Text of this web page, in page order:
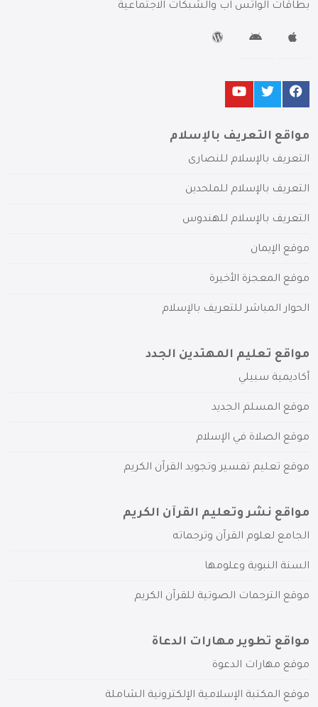
بطاقات الواتس آب والشبكات الاجتماعية
مواقع التعريف بالإسلام
التعريف بالإسلام للنصارى
التعريف بالإسلام للملحدين
التعريف بالإسلام للهندوس
موقع الإيمان
موقع المعجزة الأخيرة
الحوار المباشر للتعريف بالإسلام
مواقع تعليم المهتدين الجدد
أكاديمية سبيلي
موقع المسلم الجديد
موقع الصلاة في الإسلام
موقع تعليم تفسير وتجويد القرآن الكريم
مواقع نشر وتعليم القرآن الكريم
الجامع لعلوم القرآن وترجماته
السنة النبوية وعلومها
موقع الترجمات الصوتية للقرآن الكريم
مواقع تطوير مهارات الدعاة
موقع مهارات الدعوة
موقع المكتبة الإسلامية الإلكترونية الشاملة